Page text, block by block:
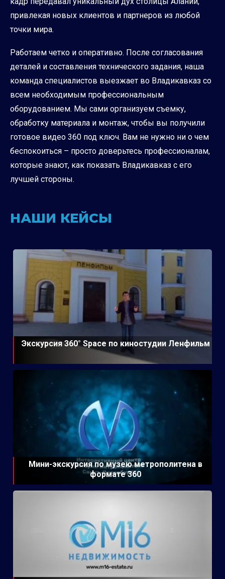
привлекая новых клиентов и партнеров из любой
точки мира.
Работаем четко и оперативно. После согласования
деталей и составления технического задания, наша
команда специалистов выезжает во Владикавказ со
всем необходимым профессиональным
оборудованием. Мы сами организуем съемку,
обработку материала и монтаж, чтобы вы получили
готовое видео 360 под ключ. Вам не нужно ни о чем
беспокоиться – просто доверьтесь профессионалам,
которые знают, как показать Владикавказ с его
лучшей стороны.
НАШИ КЕЙСЫ
Экскурсия 360° Space по киностудии Ленфильм
Мини-экскурсия по музею метрополитена в
формате 360